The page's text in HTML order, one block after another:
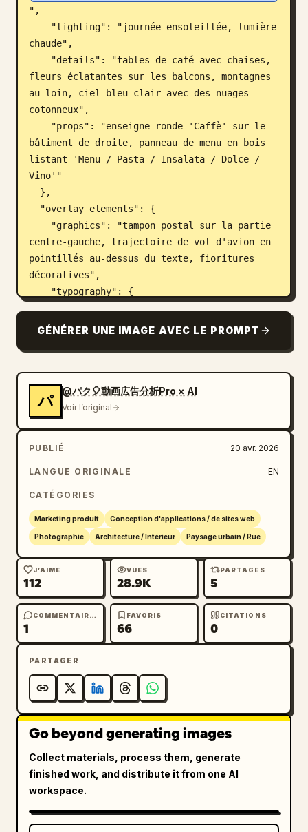
",
chaude",
fleurs éclatantes sur les balcons, montagnes
au loin, ciel bleu clair avec des nuages
cotonneux",
bâtiment de droite, panneau de menu en bois
listant 'Menu / Pasta / Insalata / Dolce /
Vino'"
centre-gauche, trajectoire de vol d'avion en
pointillés au-dessus du texte, fioritures
décoratives",
        "text": "
incurvée le long d'une ligne avec une icône
d'avion"
      },
flâner.
        "style": "grande police serif
élégante, couleurs mélangées marron, bleu et
rose"
      "subtitle": {
        "text": "
Marchez sur les pavés et sentez votre
esprit s'alléger.
        "style": "police serif moyenne,
encadrée par des lignes décoratives vintage"
      }
    },
      "button_text": "
Trouver une destination >
      "style": "bouton rouge en forme de
pilule avec une bordure dorée à double ligne,
centré sous le texte"
    }
  },
GÉNÉRER UNE IMAGE AVEC LE PROMPT
パ
@パク🎈動画広告分析Pro × AI
Voir l’original
PUBLIÉ 20 avr. 2026
LANGUE ORIGINALE EN
CATÉGORIES
Marketing produit Conception d'applications / de sites web
Photographie Architecture / Intérieur Paysage urbain / Rue
J’AIME
112
VUES
28.9K
PARTAGES
5
COMMENTAIRES
1
FAVORIS
66
CITATIONS
0
PARTAGER
Go beyond generating images
Collect materials, process them, generate
finished work, and distribute it from one AI
workspace.